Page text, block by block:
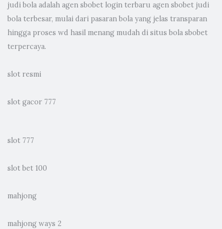
judi bola adalah agen sbobet login terbaru agen sbobet judi
bola terbesar, mulai dari pasaran bola yang jelas transparan
hingga proses wd hasil menang mudah di situs bola sbobet
terpercaya.
slot resmi
slot gacor 777
slot 777
slot bet 100
mahjong
mahjong ways 2